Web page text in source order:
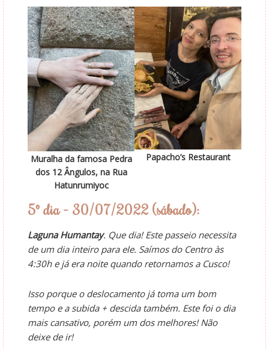
Muralha da famosa Pedra
dos 12 Ângulos, na Rua
Hatunrumiyoc
Papacho’s Restaurant
5º dia – 30/07/2022 (sábado):
Laguna Humantay. Que dia! Este passeio necessita
de um dia inteiro para ele. Saímos do Centro às
4:30h e já era noite quando retornamos a Cusco!
Isso porque o deslocamento já toma um bom
tempo e a subida + descida também. Este foi o dia
mais cansativo, porém um dos melhores! Não
deixe de ir!